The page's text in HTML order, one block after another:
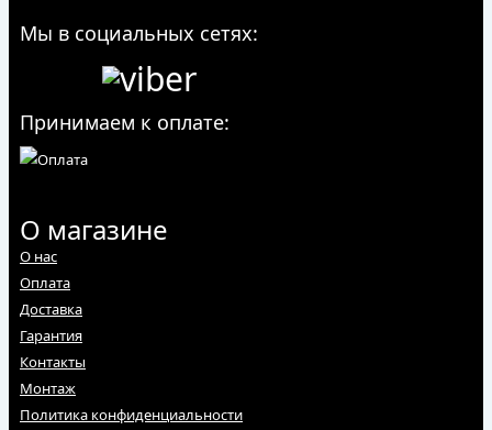
Мы в социальных сетях:
Принимаем к оплате:
О магазине
О нас
Оплата
Доставка
Гарантия
Контакты
Монтаж
Политика конфиденциальности